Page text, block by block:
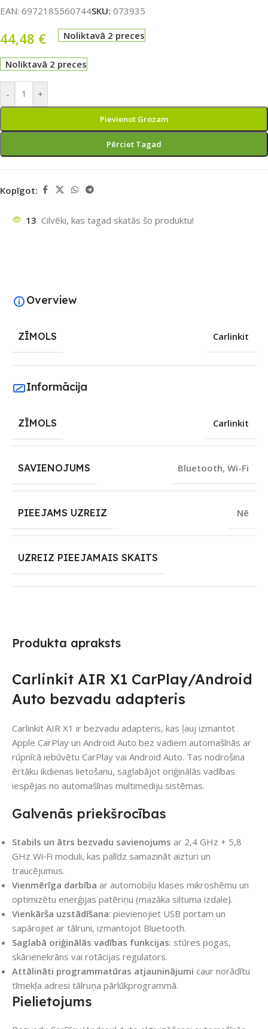
EAN: 6972185560744SKU: 073935
44,48 € Noliktavā 2 preces
Noliktavā 2 preces
- +
Pievienot Grozam
Pērciet Tagad
Kopīgot:
13 Cilvēki, kas tagad skatās šo produktu!
Produkta apraksts
Carlinkit AIR X1 CarPlay/Android
Auto bezvadu adapteris
Carlinkit AIR X1 ir bezvadu adapteris, kas ļauj izmantot
Apple CarPlay un Android Auto bez vadiem automašīnās ar
rūpnīcā iebūvētu CarPlay vai Android Auto. Tas nodrošina
ērtāku ikdienas lietošanu, saglabājot oriģinālās vadības
iespējas no automašīnas multimediju sistēmas.
Galvenās priekšrocības
Stabils un ātrs bezvadu savienojums ar 2,4 GHz + 5,8
GHz Wi‑Fi moduli, kas palīdz samazināt aizturi un
traucējumus.
Vienmērīga darbība ar automobiļu klases mikroshēmu un
optimizētu enerģijas patēriņu (mazāka siltuma izdale).
Vienkārša uzstādīšana: pievienojiet USB portam un
sapārojiet ar tālruni, izmantojot Bluetooth.
Saglabā oriģinālās vadības funkcijas: stūres pogas,
skārienekrāns vai rotācijas regulators.
Attālināti programmatūras atjauninājumi caur norādītu
tīmekļa adresi tālruņa pārlūkprogrammā.
Pielietojums
Overview
ZĪMOLS Carlinkit
Informācija
ZĪMOLS Carlinkit
SAVIENOJUMS Bluetooth, Wi-Fi
PIEEJAMS UZREIZ Nē
UZREIZ PIEEJAMAIS SKAITS